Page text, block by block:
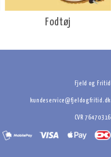
Fodtøj
Fjeld og Fritid
kundeservice@fjeldogfritid.dk
CVR 76470316